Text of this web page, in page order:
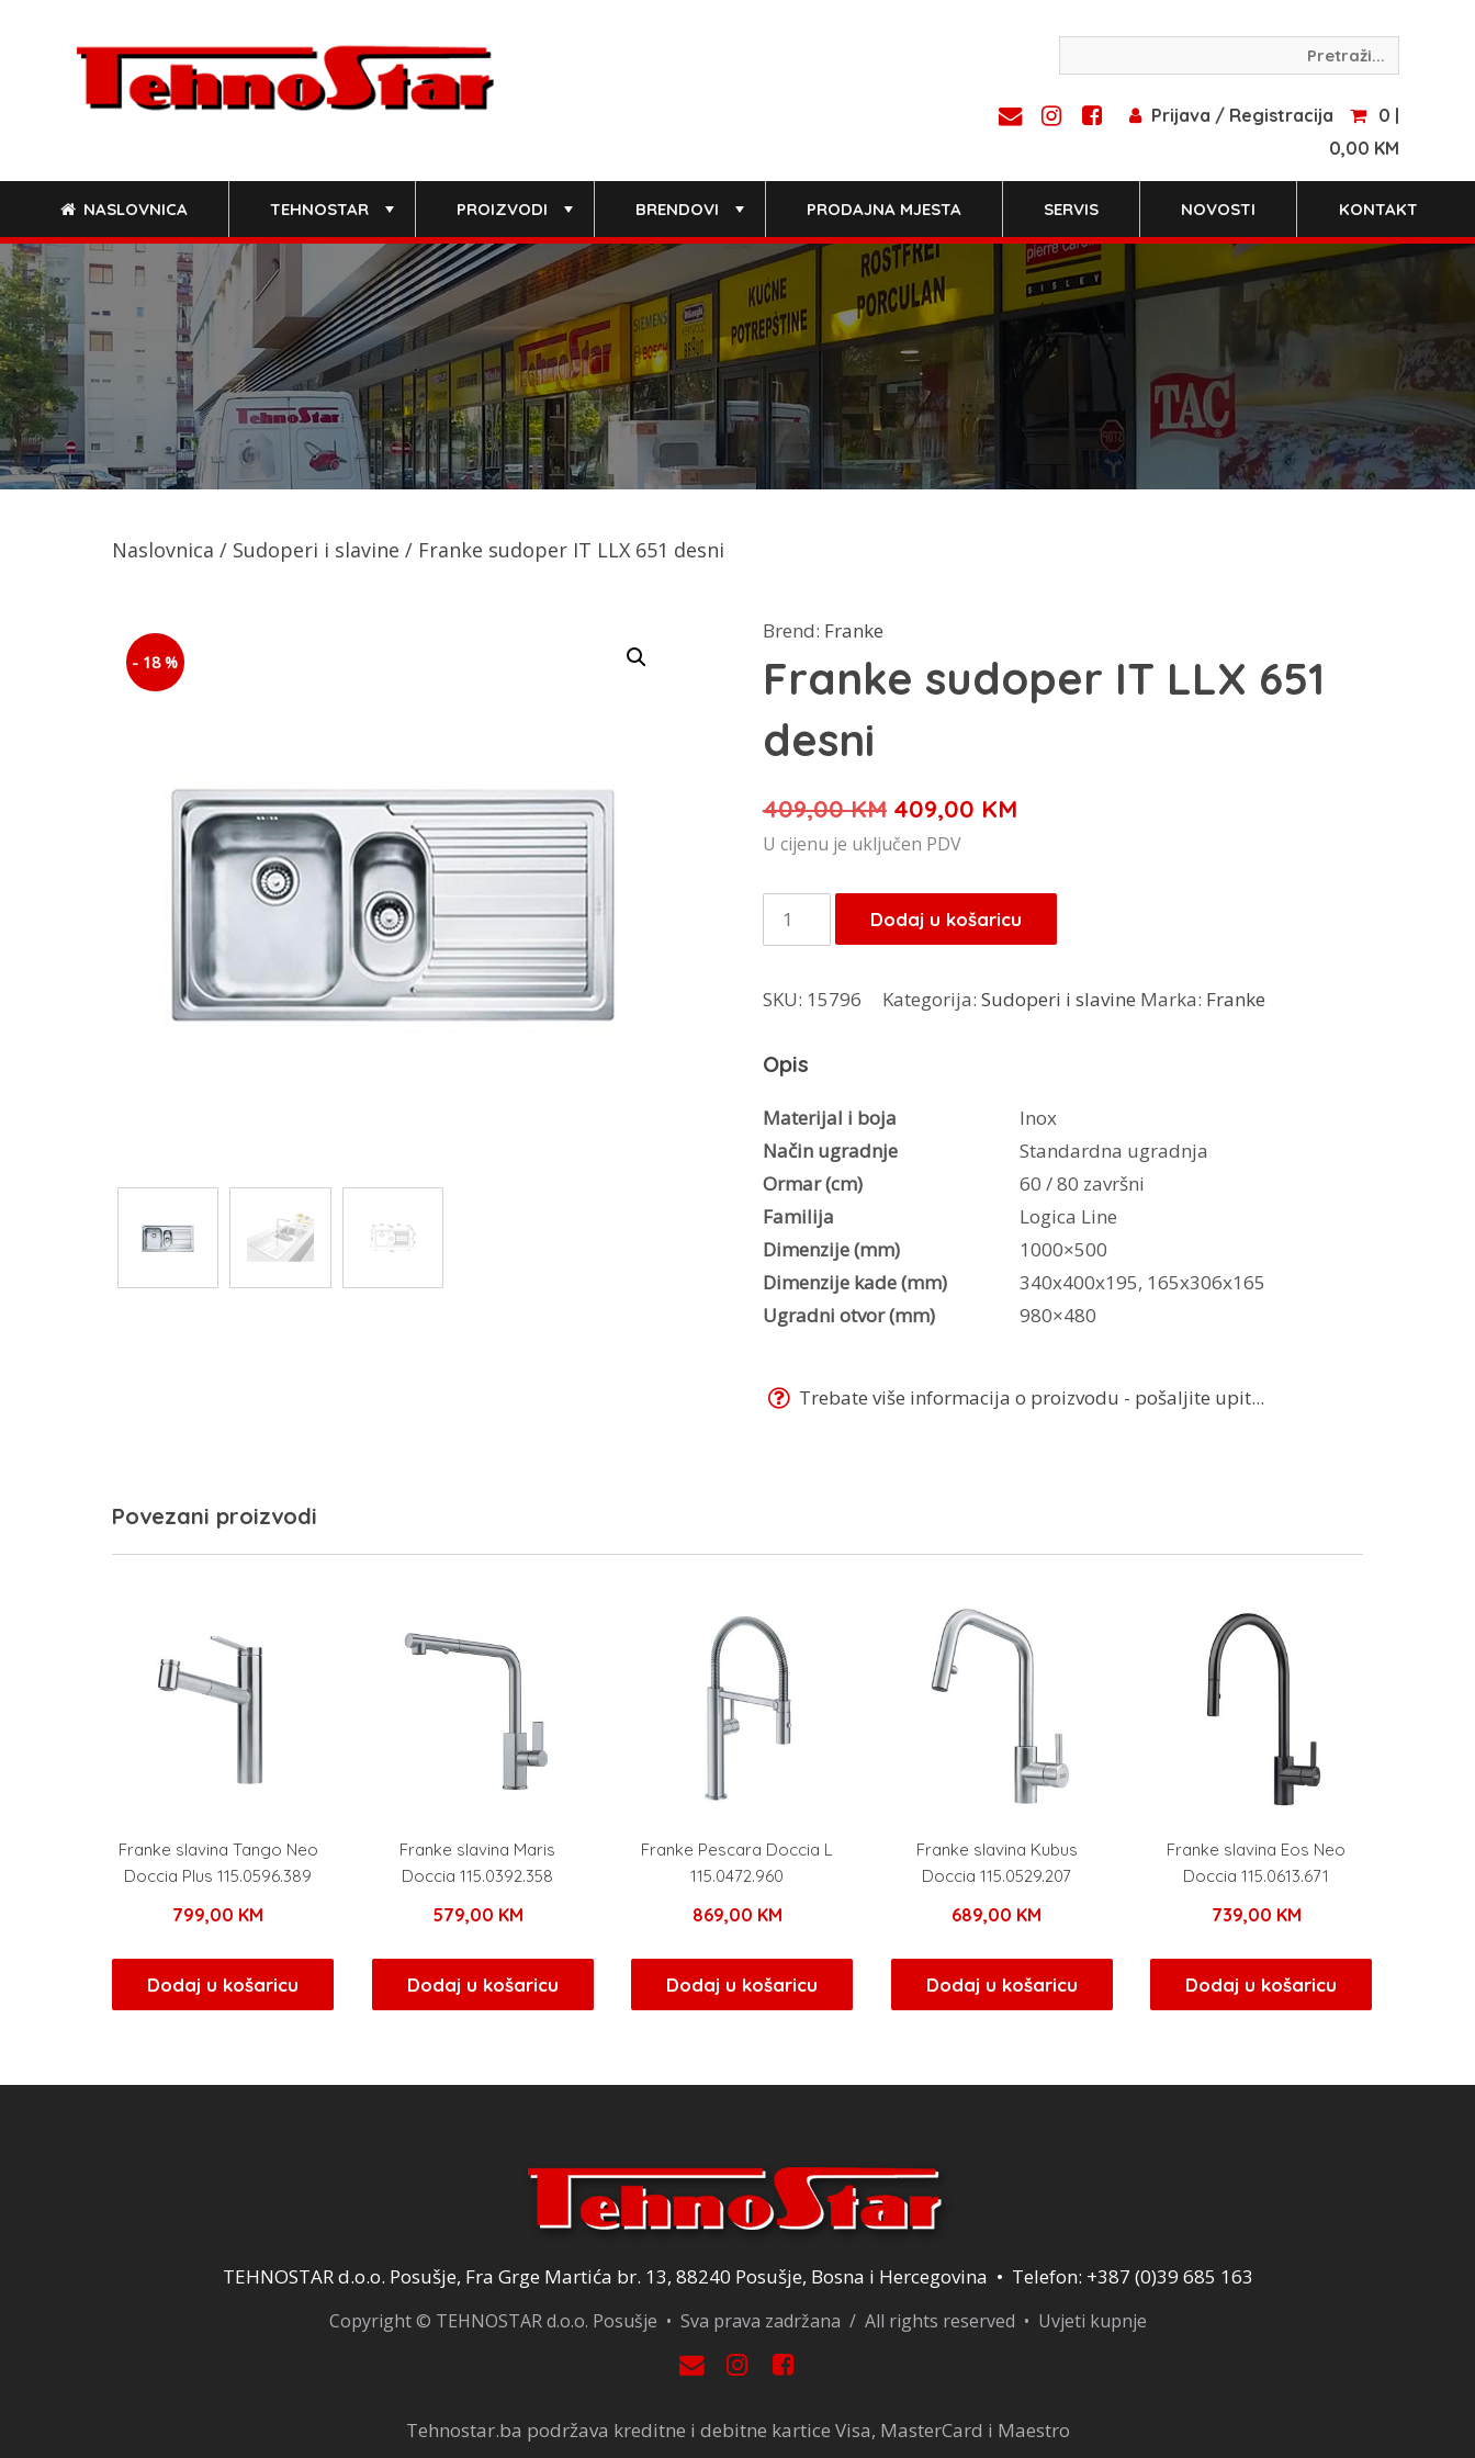
Prijava / Registracija
0 |
0,00 KM
NASLOVNICA TEHNOSTAR PROIZVODI BRENDOVI PRODAJNA MJESTA SERVIS NOVOSTI KONTAKT
Naslovnica / Sudoperi i slavine / Franke sudoper IT LLX 651 desni
- 18 %
Brend: Franke
Franke sudoper IT LLX 651
desni
409,00KM Izvorna
cijena
je:
409,00 KM.
409,00 KMTrenutna
409,00 KM.
U cijenu je uključen PDV
Franke
sudoper
LLX
desni
količina
Dodaj u košaricu
SKU: 15796 Kategorija: Sudoperi i slavine Marka: Franke
Opis
Materijal i boja
Inox
Način ugradnje
Standardna ugradnja
Ormar (cm)
60 / 80 završni
Familija
Logica Line
Dimenzije (mm)
1000×500
Dimenzije kade (mm)
340x400x195, 165x306x165
Ugradni otvor (mm)
980×480
Trebate više informacija o proizvodu - pošaljite upit...
Povezani proizvodi
Franke slavina Tango Neo
Doccia Plus 115.0596.389
799,00 KM
Dodaj u košaricu
Franke slavina Maris
Doccia 115.0392.358
579,00 KM
Dodaj u košaricu
Franke Pescara Doccia L
115.0472.960
869,00 KM
Dodaj u košaricu
Franke slavina Kubus
Doccia 115.0529.207
689,00 KM
Dodaj u košaricu
Franke slavina Eos Neo
Doccia 115.0613.671
739,00 KM
Dodaj u košaricu
TEHNOSTAR d.o.o. Posušje, Fra Grge Martića br. 13, 88240 Posušje, Bosna i Hercegovina • Telefon: +387 (0)39 685 163
Copyright © TEHNOSTAR d.o.o. Posušje • Sva prava zadržana / All rights reserved • Uvjeti kupnje
Tehnostar.ba podržava kreditne i debitne kartice Visa, MasterCard i Maestro